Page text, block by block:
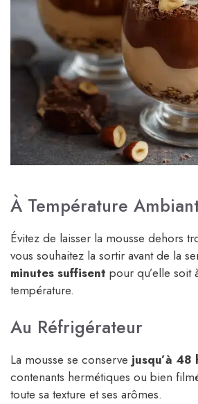
À Température
Évitez de laisser la mousse dehors
vous souhaitez la sortir avant de la
minutes suffisent pour qu’elle soit
température.
Au Réfrigérateur
La mousse se conserve jusqu’à 48
contenants hermétiques ou bien
toute sa texture et ses arômes.